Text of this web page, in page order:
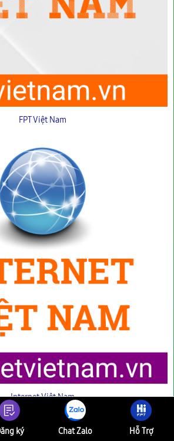
FPT Việt Nam
Internet Việt Nam
ký Chat Zalo Hỗ Trợ